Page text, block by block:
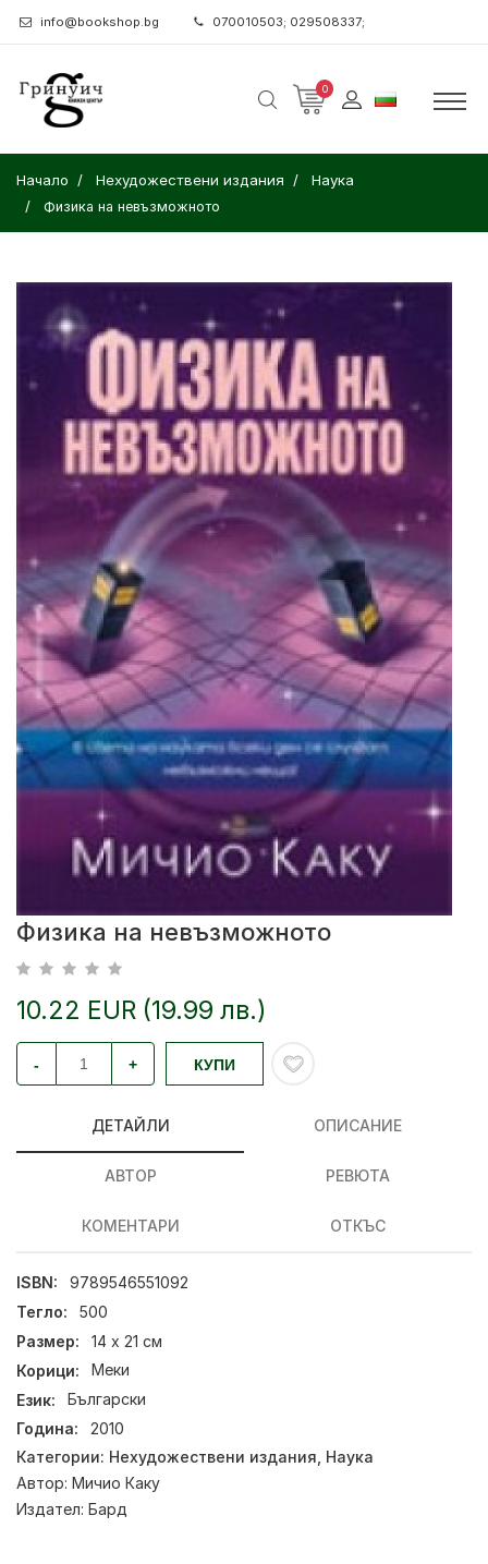
info@bookshop.bg 070010503; 029508337;
0
Начало Нехудожествени издания Наука
Физика на невъзможното
Физика на невъзможното
10.22 EUR (19.99 лв.)
- + КУПИ
ДЕТАЙЛИ ОПИСАНИЕ
АВТОР РЕВЮТА
КОМЕНТАРИ ОТКЪС
ISBN:
9789546551092
Тегло:
500
Размер:
14 х 21 см
Корици:
Меки
Език:
Български
Година:
2010
Категории: Нехудожествени издания Наука
Автор: Мичио Каку
Издател: Бард